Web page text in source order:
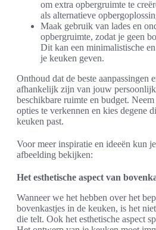
om extra opbergruimte te
als alternatieve
Maak gebruik van lades en
opbergruimte, zodat je geen
Dit kan een minimalistische
je keuken geven.
Onthoud dat de beste aanpassingen
afhankelijk zijn van jouw
beschikbare ruimte en budget.
opties te verkennen en kies degene
keuken past.
Voor meer inspiratie en ideeën kun
afbeelding bekijken:
Het esthetische aspect van
Wanneer we het hebben over het
bovenkastjes in de keuken, is het
die telt. Ook het esthetische aspect